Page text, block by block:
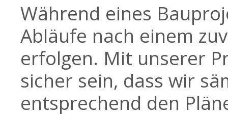
Während eines
Abläufe nach einem
erfolgen. Mit unserer
sicher sein, dass wir
entsprechend den